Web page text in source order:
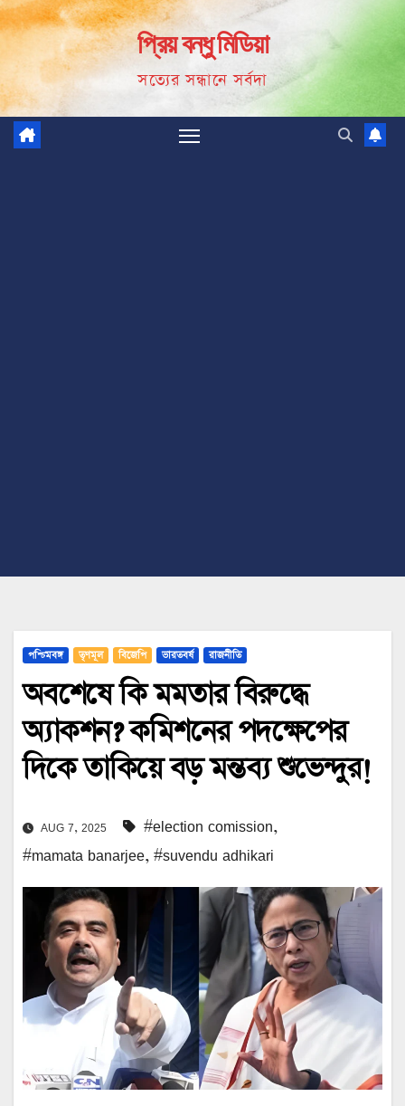
Skip
to
content
প্রিয় বন্ধু মিডিয়া
সত্যের সন্ধানে সর্বদা
পশ্চিমবঙ্গ তৃণমূল বিজেপি ভারতবর্ষ রাজনীতি
অবশেষে কি মমতার বিরুদ্ধে
অ্যাকশন? কমিশনের পদক্ষেপের
দিকে তাকিয়ে বড় মন্তব্য শুভেন্দুর!
AUG 7, 2025 #election comission,
#mamata banarjee, #suvendu adhikari